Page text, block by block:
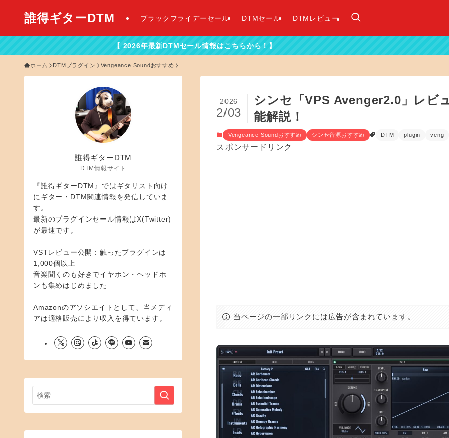
誰得ギターDTM ブラックフライデーセール DTMセール DTMレビュー
【 2026年最新DTMセール情報はこちらから！】
ホーム DTMプラグイン Vengeance Soundおすすめ
シンセ「VPS Avenger2.0」レビ
能解説！
2026
2/03
Vengeance Soundおすすめ シンセ音源おすすめ DTM plugin veng
スポンサードリンク
当ページの一部リンクには広告が含まれています。
誰得ギターDTM
DTM情報サイト
『誰得ギターDTM』ではギタリスト向け
にギター・DTM関連情報を発信していま
す。
最新のプラグインセール情報はX(Twitter)
が最速です。
VSTレビュー公開：触ったプラグインは
1,000個以上
音楽聞くのも好きでイヤホン・ヘッドホ
ンも集めはじめました
Amazonのアソシエイトとして、当メディ
アは適格販売により収入を得ています。